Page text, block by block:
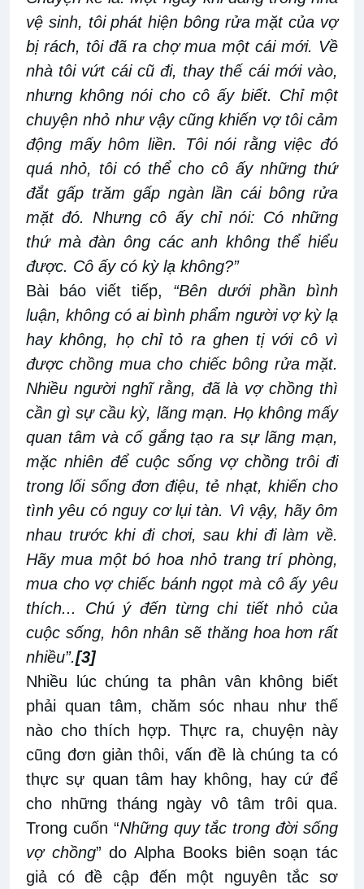
vệ sinh, tôi phát hiện bông rửa mặt của vợ
bị rách, tôi đã ra chợ mua một cái mới. Về
nhà tôi vứt cái cũ đi, thay thế cái mới vào,
nhưng không nói cho cô ấy biết. Chỉ một
chuyện nhỏ như vậy cũng khiến vợ tôi cảm
động mấy hôm liền. Tôi nói rằng việc đó
quá nhỏ, tôi có thể cho cô ấy những thứ
đắt gấp trăm gấp ngàn lần cái bông rửa
mặt đó. Nhưng cô ấy chỉ nói: Có những
thứ mà đàn ông các anh không thể hiểu
được. Cô ấy có kỳ lạ không?”
Bài báo viết tiếp, “Bên dưới phần bình
luận, không có ai bình phẩm người vợ kỳ lạ
hay không, họ chỉ tỏ ra ghen tị với cô vì
được chồng mua cho chiếc bông rửa mặt.
Nhiều người nghĩ rằng, đã là vợ chồng thì
cần gì sự cầu kỳ, lãng mạn. Họ không mấy
quan tâm và cố gắng tạo ra sự lãng mạn,
mặc nhiên để cuộc sống vợ chồng trôi đi
trong lối sống đơn điệu, tẻ nhạt, khiến cho
tình yêu có nguy cơ lụi tàn. Vì vậy, hãy ôm
nhau trước khi đi chơi, sau khi đi làm về.
Hãy mua một bó hoa nhỏ trang trí phòng,
mua cho vợ chiếc bánh ngọt mà cô ấy yêu
thích... Chú ý đến từng chi tiết nhỏ của
cuộc sống, hôn nhân sẽ thăng hoa hơn rất
nhiều”.[3]
Nhiều lúc chúng ta phân vân không biết
phải quan tâm, chăm sóc nhau như thế
nào cho thích hợp. Thực ra, chuyện này
cũng đơn giản thôi, vấn đề là chúng ta có
thực sự quan tâm hay không, hay cứ để
cho những tháng ngày vô tâm trôi qua.
Trong cuốn “Những quy tắc trong đời sống
vợ chồng” do Alpha Books biên soạn tác
giả có đề cập đến một nguyên tắc sơ